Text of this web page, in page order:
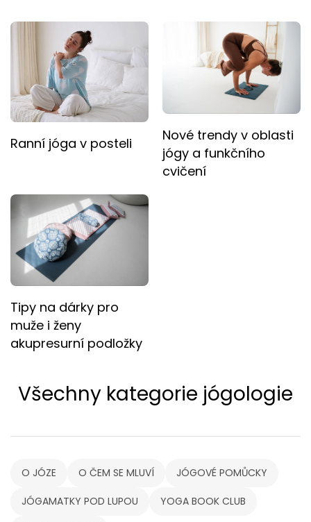
Ranní jóga v posteli
Nové trendy v oblasti
jógy a funkčního
cvičení
Tipy na dárky pro
muže i ženy
akupresurní podložky
Všechny kategorie jógologie
O JÓZE O ČEM SE MLUVÍ JÓGOVÉ POMŮCKY
JÓGAMATKY POD LUPOU YOGA BOOK CLUB